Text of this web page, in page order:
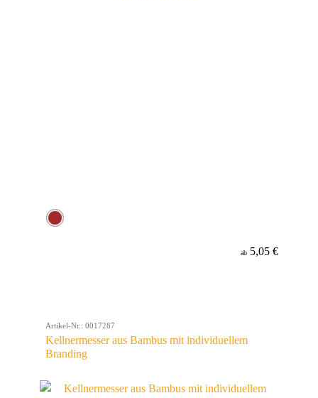
ab 5,05 €
Artikel-Nr.: 0017287
Kellnermesser aus Bambus mit individuellem
Branding